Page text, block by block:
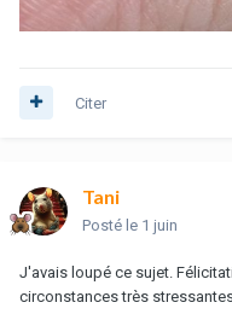
Citer
Tani
Posté le 1 juin
J'avais loupé ce sujet.
circonstances très